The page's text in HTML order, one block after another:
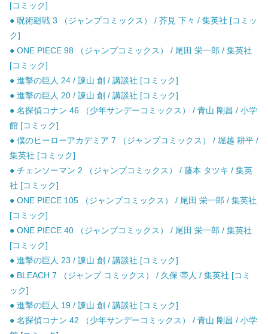
[コミック]
● 呪術廻戦 3 （ジャンプコミックス） / 芥見 下々 / 集英社 [コミッ
ク]
● ONE PIECE 98 （ジャンプコミックス） / 尾田 栄一郎 / 集英社
[コミック]
● 進撃の巨人 24 / 諫山 創 / 講談社 [コミック]
● 進撃の巨人 20 / 諫山 創 / 講談社 [コミック]
● 名探偵コナン 46 （少年サンデーコミックス） / 青山 剛昌 / 小学
館 [コミック]
● 僕のヒーローアカデミア 7 （ジャンプコミックス） / 堀越 耕平 /
集英社 [コミック]
● チェンソーマン 2 （ジャンプコミックス） / 藤本 タツキ / 集英
社 [コミック]
● ONE PIECE 105 （ジャンプコミックス） / 尾田 栄一郎 / 集英社
[コミック]
● ONE PIECE 40 （ジャンプコミックス） / 尾田 栄一郎 / 集英社
[コミック]
● 進撃の巨人 23 / 諫山 創 / 講談社 [コミック]
● BLEACH 7 （ジャンプ コミックス） / 久保 帯人 / 集英社 [コミ
ック]
● 進撃の巨人 19 / 諫山 創 / 講談社 [コミック]
● 名探偵コナン 42 （少年サンデーコミックス） / 青山 剛昌 / 小学